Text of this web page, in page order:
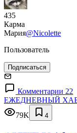
435
Карма
Мария@Nicolette
Пользователь
Подписаться
Комментарии 22
ЕЖЕДНЕВНЫЙ
79K
4